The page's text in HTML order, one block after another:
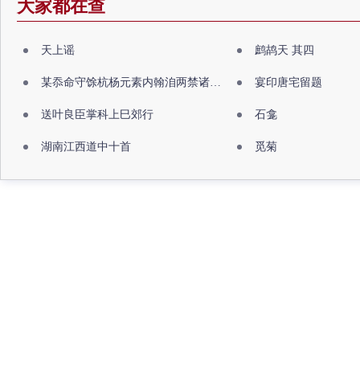
大家都在查
天上谣 鹧鸪天 其四
某忝命守馀杭杨元素内翰洎两禁诸公出祖佛寺 宴印唐宅留题
送叶良臣掌科上巳郊行 石龛
湖南江西道中十首 觅菊